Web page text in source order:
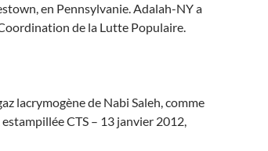
en Pennsylvanie. Adalah-NY a
de la Lutte Populaire.
lacrymogène de Nabi Saleh, comme
CTS – 13 janvier 2012,